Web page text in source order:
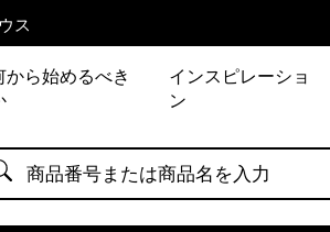
ス
から始めるべき
インスピレーショ
ン